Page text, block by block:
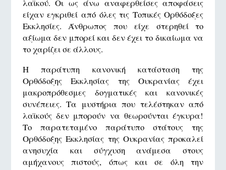
λαϊκού. Οι ως άνω αναφερθείσες αποφάσεις
είχαν εγκριθεί από όλες τις Τοπικές Ορθόδοξες
Εκκλησίες. Άνθρωπος που είχε στερηθεί το
αξίωμα δεν μπορεί και δεν έχει το δικαίωμα να
το χαρίζει σε άλλους.
Η παράτυπη κανονική κατάσταση της
Ορθόδοξης Εκκλησίας της Ουκρανίας έχει
μακροπρόθεσμες δογματικές και κανονικές
συνέπειες. Τα μυστήρια που τελέστηκαν από
λαϊκούς δεν μπορούν να θεωρούνται έγκυρα!
Το παρατεταμένο παράτυπο στάτους της
Ορθόδοξης Εκκλησίας της Ουκρανίας προκαλεί
ανησυχία και σύγχυση ανάμεσα στους
αμήχανους πιστούς, όπως και σε όλη την